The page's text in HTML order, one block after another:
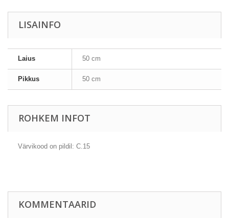
LISAINFO
Laius 50 cm
Pikkus 50 cm
ROHKEM INFOT
Värvikood on pildil: C.15
KOMMENTAARID